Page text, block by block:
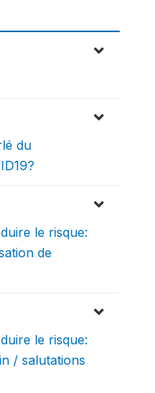
du
le risque:
de
le risque:
/ salutations